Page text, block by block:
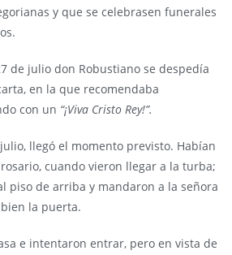
y que se celebrasen funerales
de julio don Robustiano se despedía
en la que recomendaba
con un “¡Viva Cristo Rey!”.
llegó el momento previsto. Habían
cuando vieron llegar a la turba;
piso de arriba y mandaron a la señora
la puerta.
e intentaron entrar, pero en vista de